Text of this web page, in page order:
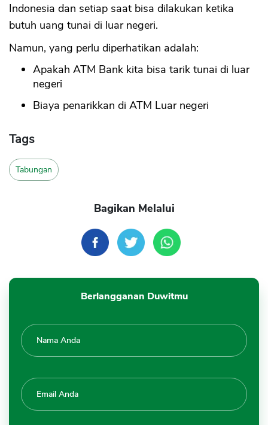
Indonesia dan setiap saat bisa dilakukan ketika
butuh uang tunai di luar negeri.
Namun, yang perlu diperhatikan adalah:
Apakah ATM Bank kita bisa tarik tunai di luar
negeri
Biaya penarikkan di ATM Luar negeri
Tags
Tabungan
Bagikan Melalui
Berlangganan Duwitmu